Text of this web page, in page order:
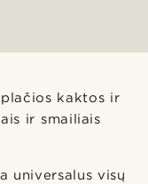
plačios kaktos ir
ir smailiais
universalus visų